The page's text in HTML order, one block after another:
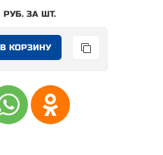
РУБ. ЗА ШТ.